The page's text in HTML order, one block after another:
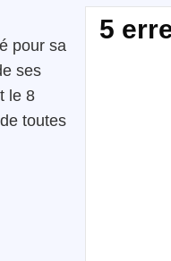
pour sa
ses
le 8
toutes
5